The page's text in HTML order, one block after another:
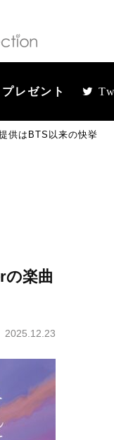
プレゼント
供はBTS以来の快挙
楽曲
2025.12.23